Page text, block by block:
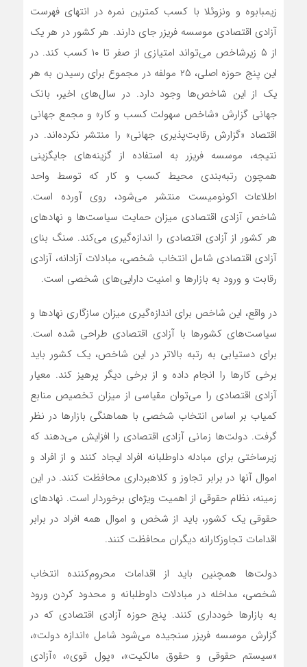
زیمبابوه و ونزوئلا با کسب کمترین نمره در انتهای فهرست
آزادی اقتصادی موسسه فریزر جای دارند. هر کشور در هر یک
از ۵ زیرشاخص می‌تواند امتیازی از صفر تا ۱۰ کسب کند. در
این پنج حوزه اصلی، ۲۵ مولفه در مجموع برای رسیدن به هر
یک از این شاخص‌‌‌ها وجود دارد. در سال‌‌‌های اخیر، بانک
جهانی گزارش «شاخص سهولت کسب و کار» و مجمع جهانی
اقتصاد «گزارش رقابت‌‌‌پذیری جهانی» را منتشر نکرده‌‌‌اند. در
نتیجه، موسسه فریزر به استفاده از گزینه‌‌‌های جایگزینی
همچون رتبه‌‌‌بندی محیط کسب و کار که توسط واحد
اطلاعات اکونومیست منتشر می‌شود، روی آورده است.
شاخص آزادی اقتصادی میزان حمایت سیاست‌‌‌ها و نهادهای
هر کشور از آزادی اقتصادی را اندازه‌‌‌گیری می‌‌‌کند. سنگ بنای
آزادی اقتصادی شامل انتخاب شخصی، مبادلات آزادانه، آزادی
رقابت و ورود به بازارها و امنیت دارایی‌‌‌های شخصی است.
در واقع، این شاخص برای اندازه‌‌‌گیری میزان سازگاری نهادها و
سیاست‌‌‌های کشورها با آزادی اقتصادی طراحی شده است.
برای دستیابی به رتبه بالاتر در این شاخص، یک کشور باید
برخی کارها را انجام داده و از برخی دیگر پرهیز کند. معیار
آزادی اقتصادی را می‌توان مقیاسی از میزان تخصیص منابع
کمیاب بر اساس انتخاب شخصی با هماهنگی بازارها در نظر
گرفت. دولت‌‌‌ها زمانی آزادی اقتصادی را افزایش می‌‌‌دهند که
زیرساختی برای مبادله داوطلبانه افراد ایجاد کنند و از افراد و
اموال آنها در برابر تجاوز و کلاهبرداری محافظت کنند. در این
زمینه، نظام حقوقی از اهمیت ویژه‌‌‌ای برخوردار است. نهادهای
حقوقی یک کشور، باید از شخص و اموال همه افراد در برابر
اقدامات تجاوزکارانه دیگران محافظت کنند.
دولت‌‌‌ها همچنین باید از اقدامات محروم‌‌‌کننده انتخاب
شخصی، مداخله در مبادلات داوطلبانه و محدود کردن ورود
به بازارها خودداری کنند. پنج حوزه آزادی اقتصادی که در
گزارش موسسه فریزر‌ سنجیده می‌شود شامل «اندازه دولت»،
«سیستم حقوقی و حقوق مالکیت»، «پول قوی»، «آزادی